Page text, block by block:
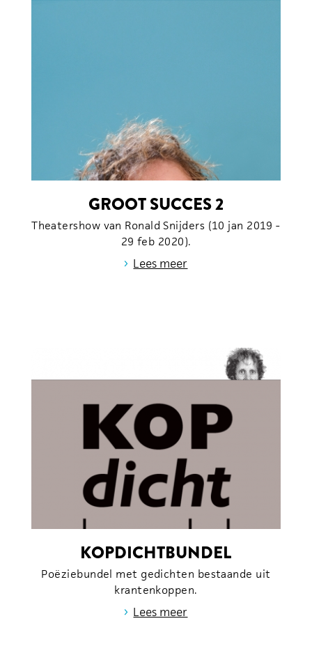
GROOT SUCCES 2
Theatershow van Ronald Snijders (10 jan 2019 -
29 feb 2020).
› Lees meer
KOPDICHTBUNDEL
Poëziebundel met gedichten bestaande uit
krantenkoppen.
› Lees meer